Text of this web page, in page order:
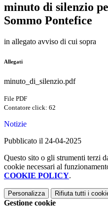
minuto di silenzio
Sommo Pontefice
in allegato avviso di cui sopra
Allegati
minuto_di_silenzio.pdf
File PDF
Contatore click: 62
Notizie
Pubblicato il 24-04-2025
Questo sito o gli strumenti terzi
cookie necessari al
COOKIE POLICY.
Personalizza Rifiuta tutti i
Gestione cookie